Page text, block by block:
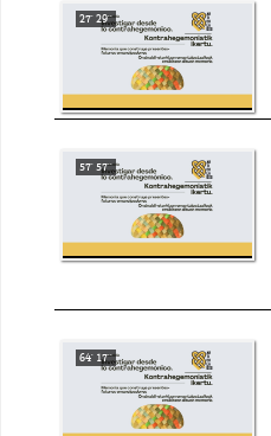
27' 29''
57' 57''
64' 17''